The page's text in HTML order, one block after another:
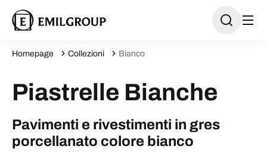
Homepage Collezioni Bianco
Piastrelle Bianche
Pavimenti e rivestimenti in gres
porcellanato colore bianco